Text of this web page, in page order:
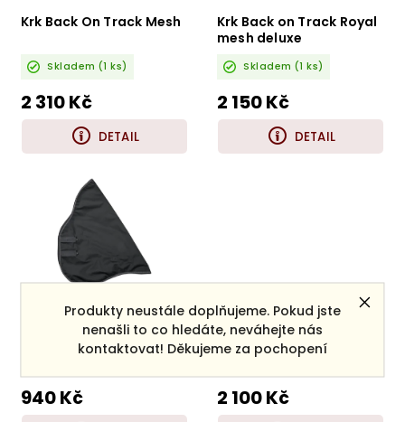
Produkty neustále doplňujeme. Pokud jste
nenašli to co hledáte, neváhejte nás
kontaktovat! Děkujeme za pochopení
Krk Back On Track Mesh
Skladem (1 ks)
2 310 Kč
DETAIL
Krk Back on Track Royal
mesh deluxe
Skladem (1 ks)
2 150 Kč
DETAIL
Krk k dece Waldhausen
940 Kč
Fleece krk Back On
Track Supreme
2 100 Kč